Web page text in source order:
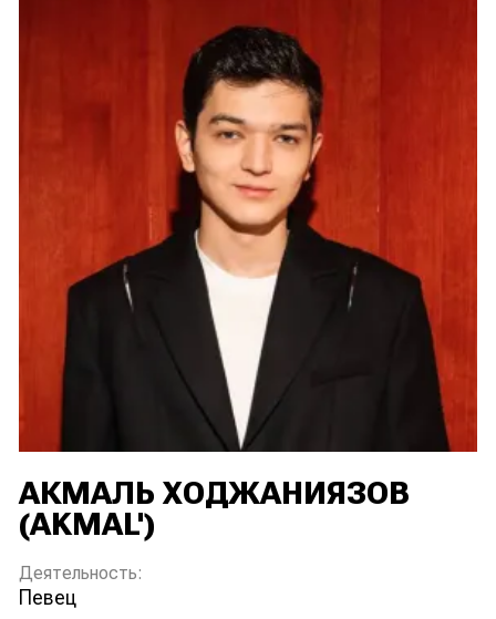
АКМАЛЬ ХОДЖАНИЯЗОВ
(AKMAL')
Деятельность:
певец